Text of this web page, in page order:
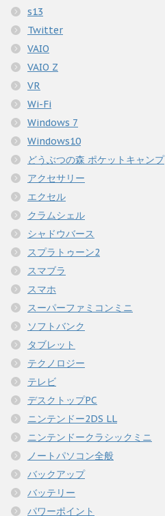
s13
Twitter
VAIO
VAIO Z
VR
Wi-Fi
Windows 7
Windows10
どうぶつの森 ポケットキャンプ
アクセサリー
エクセル
クラムシェル
シャドウバース
スプラトゥーン2
スマブラ
スマホ
スーパーファミコンミニ
ソフトバンク
タブレット
テクノロジー
テレビ
デスクトップPC
ニンテンドー2DS LL
ニンテンドークラシックミニ
ノートパソコン全般
バックアップ
バッテリー
パワーポイント